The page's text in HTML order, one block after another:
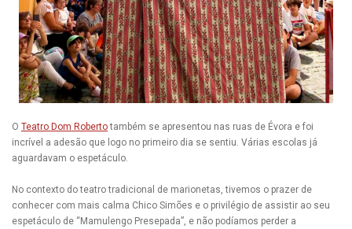
O Teatro Dom Robertotambém se apresentou nas ruas de Évora e foi
incrível a adesão que logo no primeiro dia se sentiu. Várias escolas já
aguardavam o espetáculo.
No contexto do teatro tradicional de marionetas, tivemos o prazer de
conhecer com mais calma Chico Simões e o privilégio de assistir ao seu
espetáculo de “Mamulengo Presepada”, e não podíamos perder a